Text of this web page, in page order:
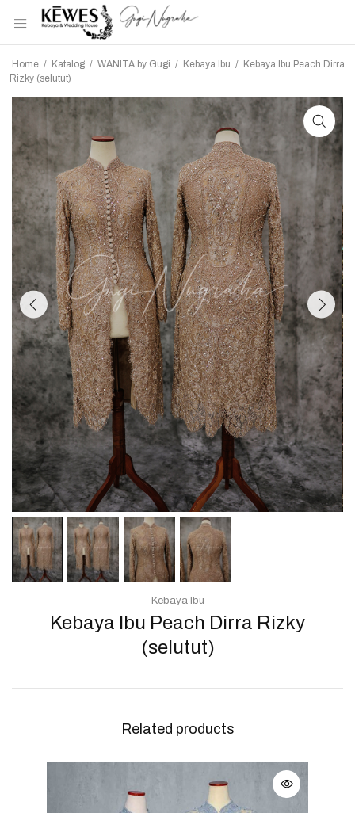
Home / Katalog / WANITA by Gugi / Kebaya Ibu / Kebaya Ibu Peach Dirra
Rizky (selutut)
Kebaya Ibu Peach Dirra Rizky
(selutut)
Kebaya Ibu
Related products